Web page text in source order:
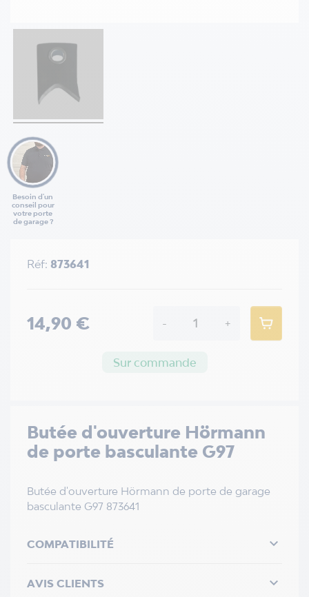
Besoin d'un
conseil pour
votre porte
de garage ?
Butée d'ouverture Hörmann
de porte basculante G97
Butée d'ouverture Hörmann de porte de garage
basculante G97 873641
COMPATIBILITÉ 
AVIS CLIENTS 
Réf: 873641
14,90 € - +
Sur commande